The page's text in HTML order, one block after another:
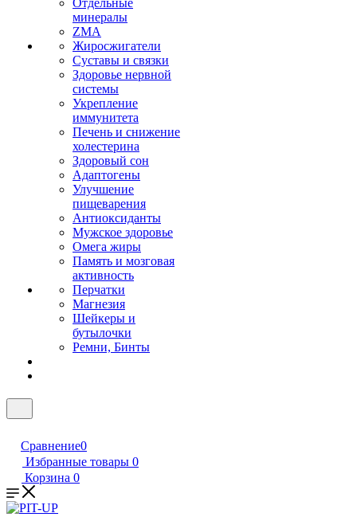
Отдельные
минералы
ZMA
Жиросжигатели
Суставы и связки
Здоровье нервной
системы
Укрепление
иммунитета
Печень и снижение
холестерина
Здоровый сон
Адаптогены
Улучшение
пищеварения
Антиоксиданты
Мужское здоровье
Омега жиры
Память и мозговая
активность
Перчатки
Магнезия
Шейкеры и
бутылочки
Ремни, Бинты
Сравнение0
Избранные товары 0
Корзина 0